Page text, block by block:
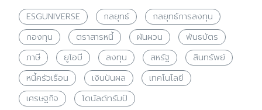
Search
for: Search
ESGUNIVERSE กลยุทธ์
กลยุทธ์การลงทุน
กองทุน
ตราสารหนี้ ผันผวน
พันธบัตร
ภาษี
ยูโอบี ลงทุน สหรัฐ
สินทรัพย์
หนี้ครัวเรือน
เงินปันผล
เทคโนโลยี
เศรษฐกิจ
โดนัลด์ทรัมป์